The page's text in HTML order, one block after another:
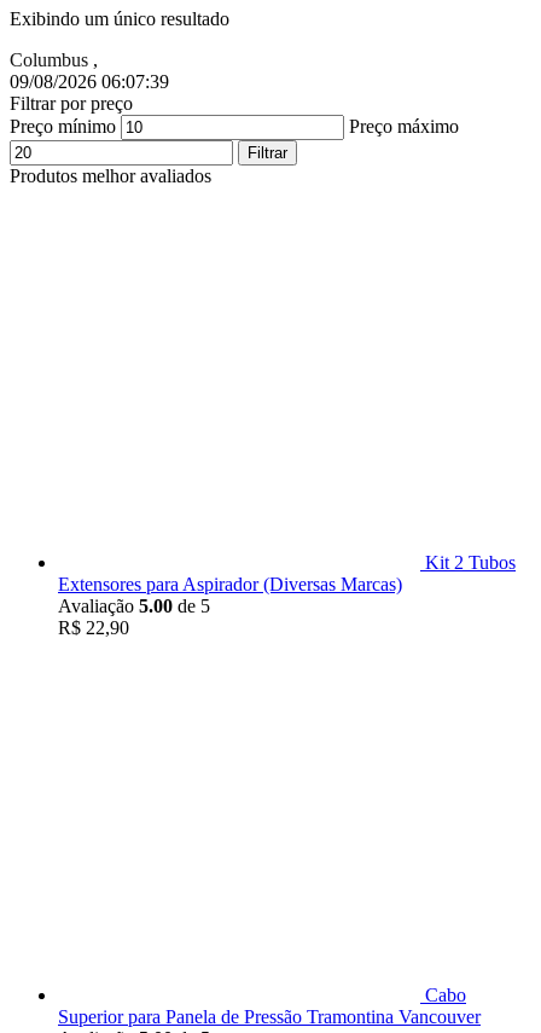
Exibindo um único resultado
Columbus ,
09/08/2026 06:07:40
Filtrar por preço
Preço mínimo
Preço máximo
Filtrar
Produtos melhor avaliados
Kit 2 Tubos
Extensores para Aspirador (Diversas Marcas)
Avaliação 5.00 de 5
R$ 22,90
Cabo
Superior para Panela de Pressão Tramontina Vancouver